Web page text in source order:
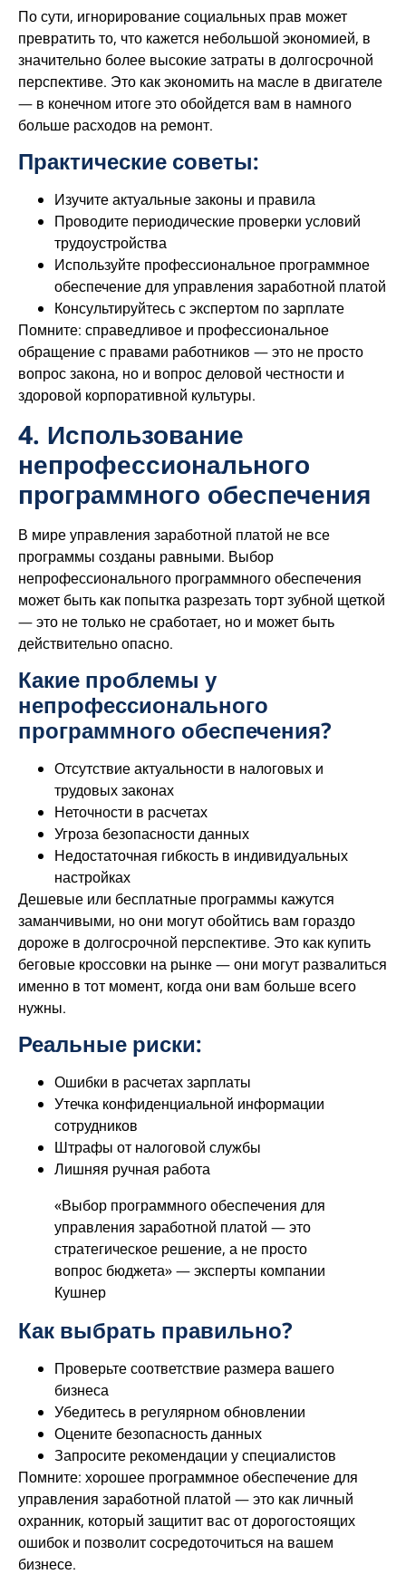
По сути, игнорирование социальных прав может
превратить то, что кажется небольшой экономией, в
значительно более высокие затраты в долгосрочной
перспективе. Это как экономить на масле в двигателе
— в конечном итоге это обойдется вам в намного
больше расходов на ремонт.
Практические советы:
Изучите актуальные законы и правила
Проводите периодические проверки условий
трудоустройства
Используйте профессиональное программное
обеспечение для управления заработной платой
Консультируйтесь с экспертом по зарплате
Помните: справедливое и профессиональное
обращение с правами работников — это не просто
вопрос закона, но и вопрос деловой честности и
здоровой корпоративной культуры.
4. Использование
непрофессионального
программного обеспечения
В мире управления заработной платой не все
программы созданы равными. Выбор
непрофессионального программного обеспечения
может быть как попытка разрезать торт зубной щеткой
— это не только не сработает, но и может быть
действительно опасно.
Какие проблемы у
непрофессионального
программного обеспечения?
Отсутствие актуальности в налоговых и
трудовых законах
Неточности в расчетах
Угроза безопасности данных
Недостаточная гибкость в индивидуальных
настройках
Дешевые или бесплатные программы кажутся
заманчивыми, но они могут обойтись вам гораздо
дороже в долгосрочной перспективе. Это как купить
беговые кроссовки на рынке — они могут развалиться
именно в тот момент, когда они вам больше всего
нужны.
Реальные риски:
Ошибки в расчетах зарплаты
Утечка конфиденциальной информации
сотрудников
Штрафы от налоговой службы
Лишняя ручная работа
«Выбор программного обеспечения для
управления заработной платой — это
стратегическое решение, а не просто
вопрос бюджета» — эксперты компании
Кушнер
Как выбрать правильно?
Проверьте соответствие размера вашего​
бизнеса
Убедитесь в регулярном обновлении
Оцените безопасность данных
Запросите рекомендации у специалистов
Помните: хорошее программное обеспечение для
управления заработной платой — это как личный
охранник, который защитит вас от дорогостоящих
ошибок и позволит сосредоточиться на вашем
бизнесе.